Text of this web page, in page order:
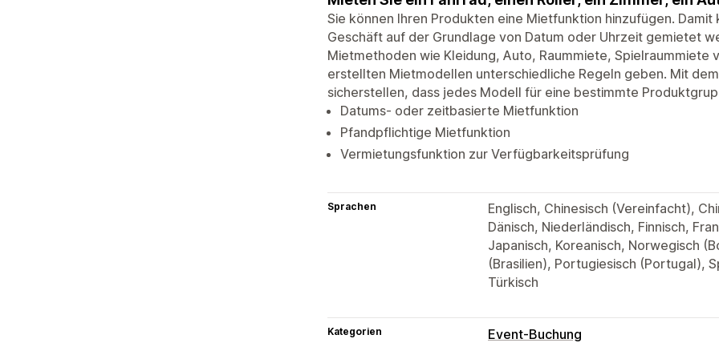
Sie können Ihren Produkten eine Mietfunktion hinzufügen.
Geschäft auf der Grundlage von Datum oder Uhrzeit gemietet
Mietmethoden wie Kleidung, Auto, Raummiete, Spielraummiete
erstellten Mietmodellen unterschiedliche Regeln geben. Mit
sicherstellen, dass jedes Modell für eine bestimmte
Datums- oder zeitbasierte Mietfunktion
Pfandpflichtige Mietfunktion
Vermietungsfunktion zur Verfügbarkeitsprüfung
Sprachen
Englisch, Chinesisch (Vereinfacht),
Dänisch, Niederländisch, Finnisch,
Japanisch, Koreanisch, Norwegisch
(Brasilien), Portugiesisch (Portugal),
Türkisch
Kategorien Event-Buchung